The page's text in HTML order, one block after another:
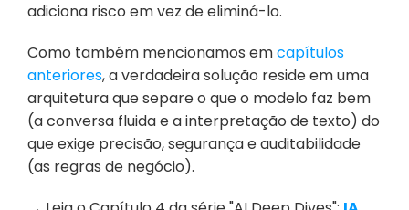
adiciona risco em vez de eliminá-lo.
Como também mencionamos em capítulos
anteriores, a verdadeira solução reside em uma
arquitetura que separe o que o modelo faz bem
(a conversa fluida e a interpretação de texto) do
que exige precisão, segurança e auditabilidade
(as regras de negócio).